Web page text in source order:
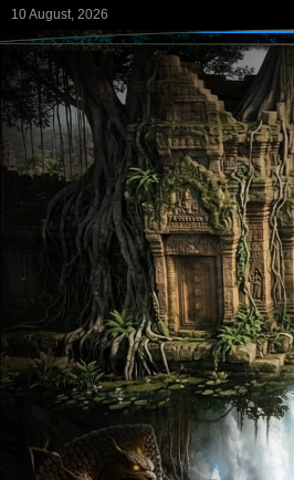
10 August, 2026